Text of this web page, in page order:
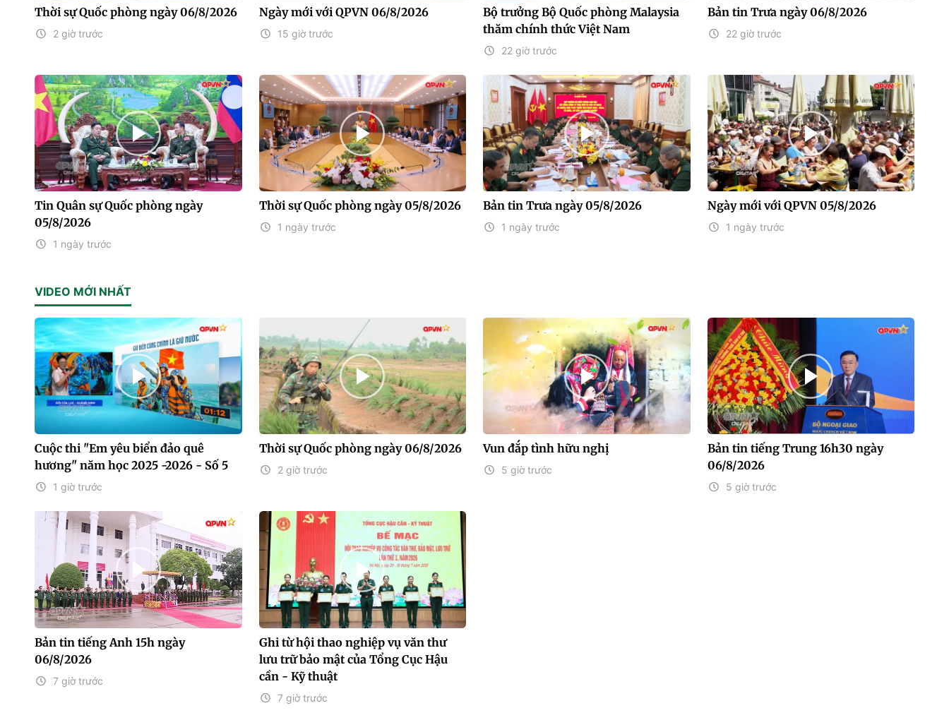
Thời sự Quốc phòng ngày 06/8/2026
2 giờ trước
Ngày mới với QPVN 06/8/2026
15 giờ trước
Bộ trưởng Bộ Quốc phòng Malaysia
thăm chính thức Việt Nam
22 giờ trước
Bản tin Trưa ngày 06/8/2026
22 giờ trước
Tin Quân sự Quốc phòng ngày
05/8/2026
1 ngày trước
Thời sự Quốc phòng ngày 05/8/2026
1 ngày trước
Bản tin Trưa ngày 05/8/2026
1 ngày trước
Ngày mới với QPVN 05/8/2026
1 ngày trước
VIDEO MỚI NHẤT
Cuộc thi "Em yêu biển đảo quê
hương" năm học 2025 -2026 - Số 5
1 giờ trước
Thời sự Quốc phòng ngày 06/8/2026
2 giờ trước
Vun đắp tình hữu nghị
5 giờ trước
Bản tin tiếng Trung 16h30 ngày
06/8/2026
5 giờ trước
Bản tin tiếng Anh 15h ngày
06/8/2026
7 giờ trước
Ghi từ hội thao nghiệp vụ văn thư
lưu trữ bảo mật của Tổng Cục Hậu
cần - Kỹ thuật
7 giờ trước